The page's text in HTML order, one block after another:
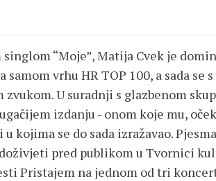
“Moje”, Matija Cvek je
samom vrhu HR TOP 100, a sada se
zvukom. U suradnji s glazbenom
izdanju - onom koje mu,
kojima se do sada izražavao.
pred publikom u Tvornici
Pristajem na jednom od tri